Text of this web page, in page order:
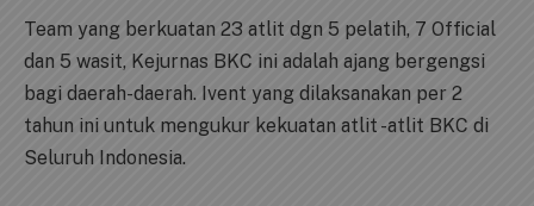
Team yang berkuatan 23 atlit dgn 5 pelatih, 7 Official
dan 5 wasit, Kejurnas BKC ini adalah ajang bergengsi
bagi daerah-daerah. Ivent yang dilaksanakan per 2
tahun ini untuk mengukur kekuatan atlit -atlit BKC di
Seluruh Indonesia.